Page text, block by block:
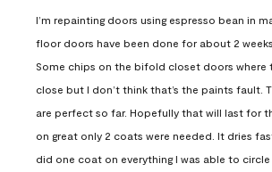
I’m repainting doors using espresso bean in
floor doors have been done for about 2
Some chips on the bifold closet doors where
close but I don’t think that’s the paints fault.
are perfect so far. Hopefully that will last for
on great only 2 coats were needed. It dries
did one coat on everything I was able to